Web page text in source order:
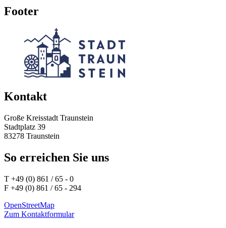
Footer
Kontakt
Große Kreisstadt Traunstein
Stadtplatz 39
83278 Traunstein
So erreichen Sie uns
T +49 (0) 861 / 65 - 0
F +49 (0) 861 / 65 - 294
OpenStreetMap
Zum Kontaktformular